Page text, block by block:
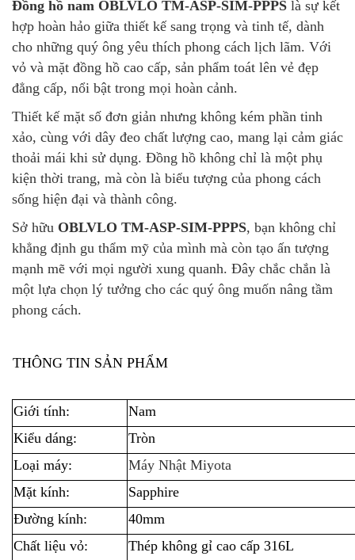
Đồng hồ nam OBLVLO TM-ASP-SIM-PPPS là sự kết
hợp hoàn hảo giữa thiết kế sang trọng và tinh tế, dành
cho những quý ông yêu thích phong cách lịch lãm. Với
vỏ và mặt đồng hồ cao cấp, sản phẩm toát lên vẻ đẹp
đẳng cấp, nổi bật trong mọi hoàn cảnh.
Thiết kế mặt số đơn giản nhưng không kém phần tinh
xảo, cùng với dây đeo chất lượng cao, mang lại cảm giác
thoải mái khi sử dụng. Đồng hồ không chỉ là một phụ
kiện thời trang, mà còn là biểu tượng của phong cách
sống hiện đại và thành công.
Sở hữu OBLVLO TM-ASP-SIM-PPPS, bạn không chỉ
khẳng định gu thẩm mỹ của mình mà còn tạo ấn tượng
mạnh mẽ với mọi người xung quanh. Đây chắc chắn là
một lựa chọn lý tưởng cho các quý ông muốn nâng tầm
phong cách.
THÔNG TIN SẢN PHẨM
Giới tính:
Nam
Kiểu dáng:
Tròn
Loại máy:
Máy Nhật Miyota
Mặt kính:
Sapphire
Đường kính:
40mm
Chất liệu vỏ:
Thép không gỉ cao cấp 316L